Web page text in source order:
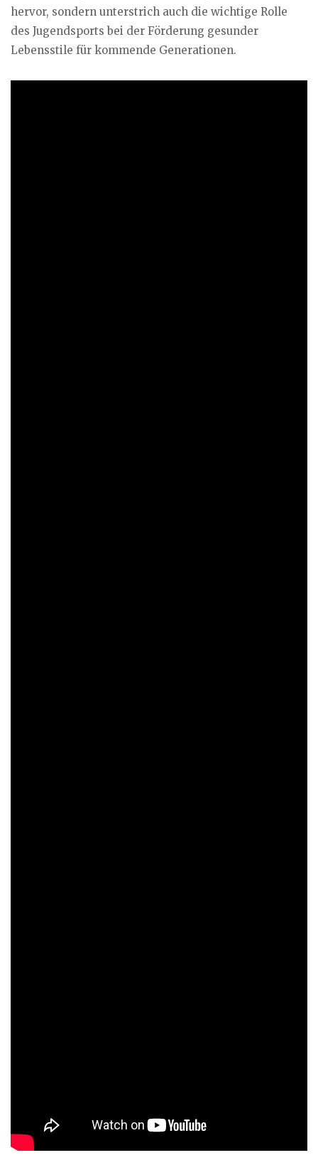
hervor, sondern unterstrich auch die wichtige Rolle
des Jugendsports bei der Förderung gesunder
Lebensstile für kommende Generationen.